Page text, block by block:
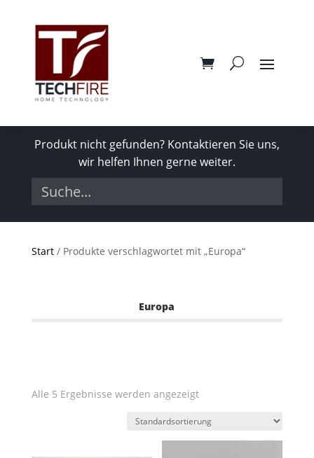
Produkt nicht gefunden? Kontaktieren Sie uns,
wir helfen Ihnen gerne weiter.
Start/ Produkte verschlagwortet mit „Europa“
Europa
Alle 5 Ergebnisse werden angezeigt